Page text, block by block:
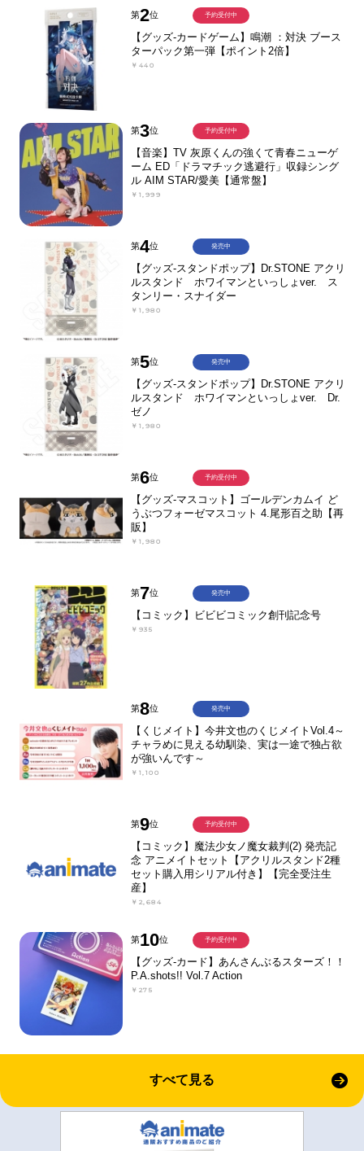
第2位
【グッズ-カードゲーム】鳴潮 ：対決 ブース
ターパック第一弾【ポイント2倍】
￥440
予約受付中
第3位
【音楽】TV 灰原くんの強くて青春ニューゲ
ーム ED「ドラマチック逃避行」収録シング
ル AIM STAR/愛美【通常盤】
￥1,999
予約受付中
第4位
【グッズ-スタンドポップ】Dr.STONE アクリ
ルスタンド ホワイマンといっしょver. ス
タンリー・スナイダー
￥1,980
発売中
第5位
【グッズ-スタンドポップ】Dr.STONE アクリ
ルスタンド ホワイマンといっしょver. Dr.
ゼノ
￥1,980
発売中
第6位
【グッズ-マスコット】ゴールデンカムイ ど
うぶつフォーゼマスコット 4.尾形百之助【再
販】
￥1,980
予約受付中
第7位
【コミック】ビビビコミック創刊記念号
￥935
発売中
第8位
【くじメイト】今井文也のくじメイトVol.4～
チャラめに見える幼馴染、実は一途で独占欲
が強いんです～
￥1,100
発売中
第9位
【コミック】魔法少女ノ魔女裁判(2) 発売記
念 アニメイトセット【アクリルスタンド2種
セット購入用シリアル付き】【完全受注生
産】
￥2,684
予約受付中
第10位
【グッズ-カード】あんさんぶるスターズ！！
P.A.shots!! Vol.7 Action
￥275
予約受付中
すべて見る